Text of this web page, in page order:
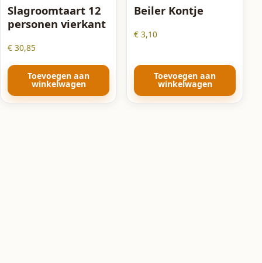
Slagroomtaart 12
personen vierkant
€ 30,85
Toevoegen aan
winkelwagen
Beiler Kontje
€ 3,10
Toevoegen aan
winkelwagen